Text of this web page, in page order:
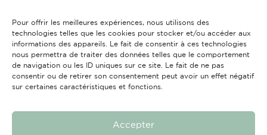
Pour offrir les meilleures expériences, nous utilisons des
technologies telles que les cookies pour stocker et/ou accéder aux
informations des appareils. Le fait de consentir à ces technologies
nous permettra de traiter des données telles que le comportement
de navigation ou les ID uniques sur ce site. Le fait de ne pas
consentir ou de retirer son consentement peut avoir un effet négatif
sur certaines caractéristiques et fonctions.
Accepter
Tous droits réservés © 2026 Travail de rue Chicoutimi